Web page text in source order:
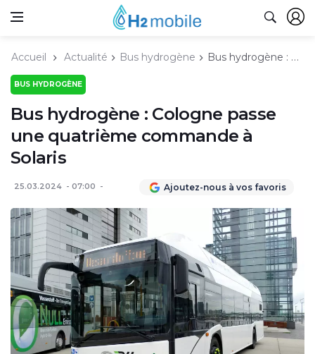
Accueil Actualité Bus hydrogène Bus hydrogène : Cologne passe une quatrième commande à Solaris
BUS HYDROGÈNE
Bus hydrogène : Cologne passe
une quatrième commande à
Solaris
25.03.2024 07:00 Ajoutez-nous à vos favoris